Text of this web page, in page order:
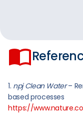
npj Clean Water–
based processes
https://